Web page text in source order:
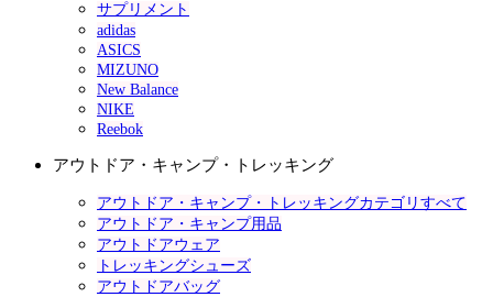
サプリメント
adidas
ASICS
MIZUNO
New Balance
NIKE
Reebok
アウトドア・キャンプ・トレッキング
アウトドア・キャンプ・トレッキングカテゴリすべて
アウトドア・キャンプ用品
アウトドアウェア
トレッキングシューズ
アウトドアバッグ